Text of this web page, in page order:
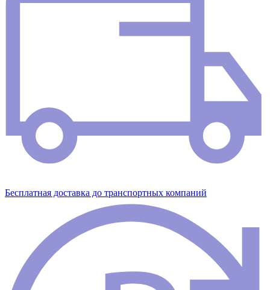
Бесплатная доставка до транспортных компаний